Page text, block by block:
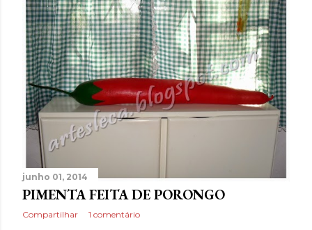
t
a
g
e
n
junho 01, 2014
PIMENTA FEITA DE PORONGO
Compartilhar 1 comentário